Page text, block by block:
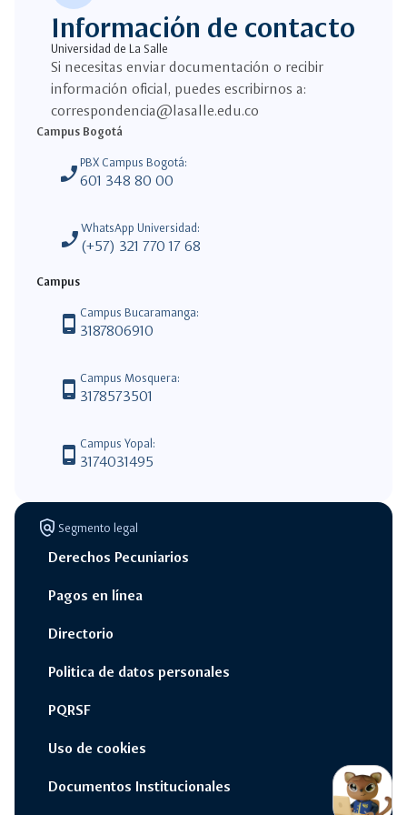
switch_access_shortcut Opciones Rápidas close
Información de contacto
Universidad de La Salle
Si necesitas enviar documentación o recibir
información oficial, puedes escribirnos a:
correspondencia@lasalle.edu.co
Campus Bogotá
phone_enabled PBX Campus Bogotá:
601 348 80 00
phone_enabled WhatsApp Universidad:
(+57) 321 770 17 68
Campus
phone_android Campus Bucaramanga:
3187806910
phone_android Campus Mosquera:
3178573501
phone_android Campus Yopal:
3174031495
policy Segmento legal
Derechos Pecuniarios
Pagos en línea
Directorio
Politica de datos personales
PQRSF
Uso de cookies
Documentos Institucionales